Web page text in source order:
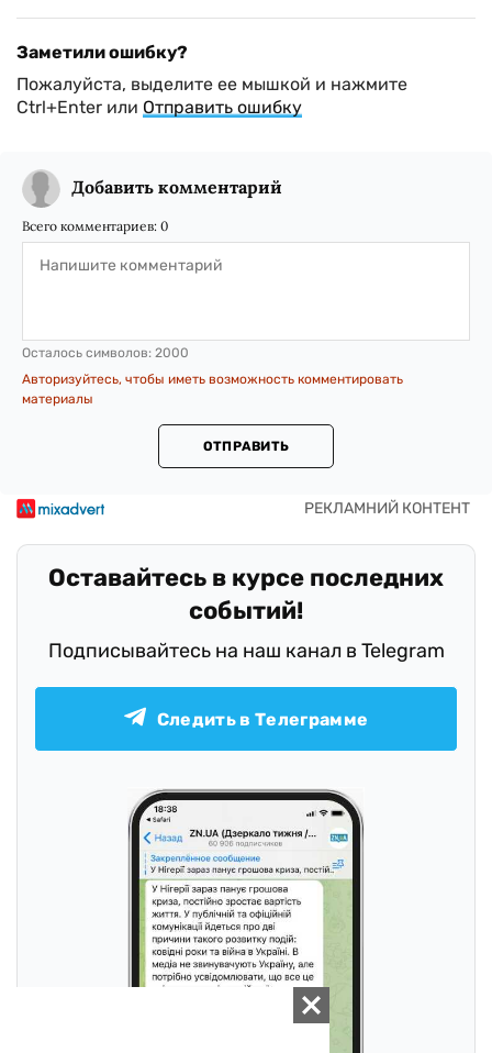
Заметили ошибку?
Пожалуйста, выделите ее мышкой и нажмите
Ctrl+Enter или Отправить ошибку
Добавить комментарий
Всего комментариев: 0
Осталось символов: 2000
Авторизуйтесь, чтобы иметь возможность комментировать
материалы
ОТПРАВИТЬ
Оставайтесь в курсе последних
событий!
Подписывайтесь на наш канал в Telegram
Следить в Телеграмме